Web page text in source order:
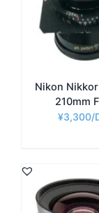
Nikon
210mm
¥3,300